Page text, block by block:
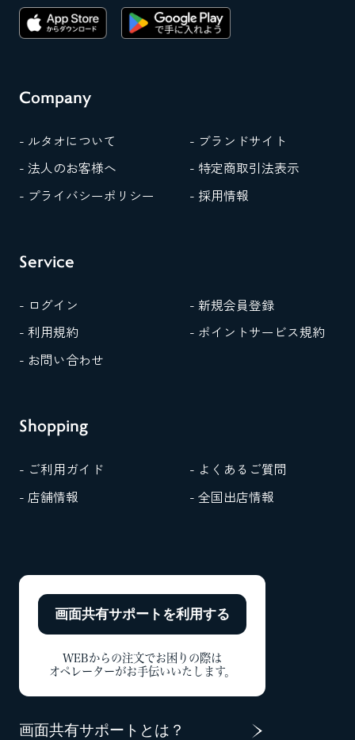
Company
- ルタオについて
- ブランドサイト
- 法人のお客様へ
- 特定商取引法表示
- プライバシーポリシー
- 採用情報
Service
- ログイン
- 新規会員登録
- 利用規約
- ポイントサービス規約
- お問い合わせ
Shopping
- ご利用ガイド
- よくあるご質問
- 店舗情報
- 全国出店情報
画面共有サポートを利用する
WEBからの注文でお困りの際は
オペレーターがお手伝いいたします。
画面共有サポートとは？